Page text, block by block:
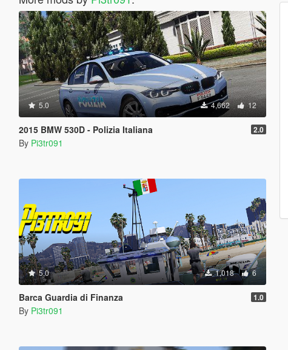
5.0 4,662 12
2015 BMW 530D - Polizia Italiana 2.0
By Pi3tr091
5.0 1,018 6
Barca Guardia di Finanza 1.0
By Pi3tr091